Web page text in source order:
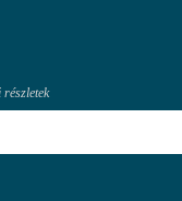
részletek